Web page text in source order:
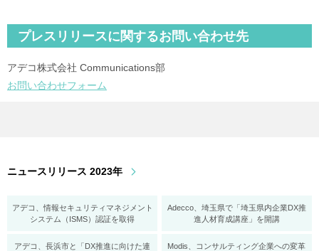
プレスリリースに関するお問い合わせ先
アデコ株式会社 Communications部
お問い合わせフォーム
ニュースリリース 2023年
アデコ、情報セキュリティマネジメント
システム（ISMS）認証を取得
Adecco、埼玉県で「埼玉県内企業DX推
進人材育成講座」を開講
アデコ、長浜市と「DX推進に向けた連
Modis、コンサルティング企業への変革